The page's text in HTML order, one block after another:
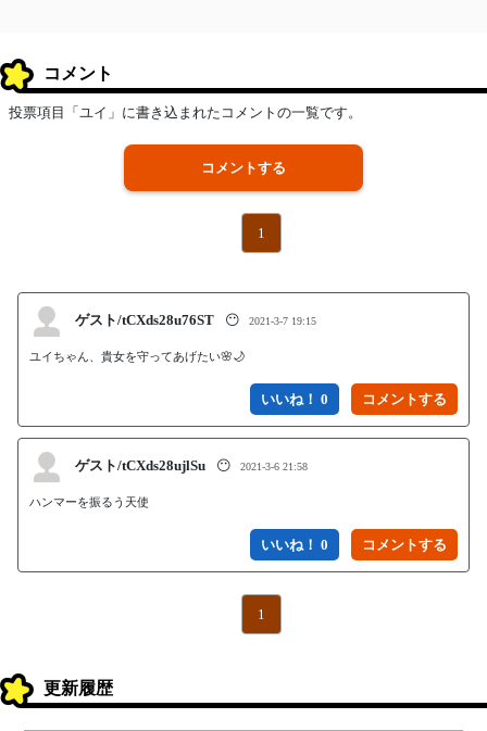
コメント
投票項目「ユイ」に書き込まれたコメントの一覧です。
コメントする
1
ゲスト/tCXds28u76ST 😶 2021-3-7 19:15
ユイちゃん、貴女を守ってあげたい🌸🌙
いいね！ 0
ゲスト/tCXds28ujlSu 😶 2021-3-6 21:58
ハンマーを振るう天使
いいね！ 0
1
更新履歴